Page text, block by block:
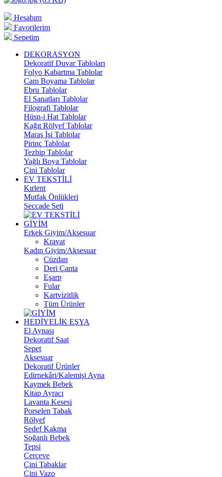
Hesabım
Favorilerim
Sepetim
DEKORASYON
Dekoratif Duvar Tabloları
Folyo Kabartma Tablolar
Cam Boyama Tablolar
Ebru Tablolar
El Sanatları Tablolar
Filografi Tablolar
Hüsn-i Hat Tablolar
Kağıt Rölyef Tablolar
Maraş İşi Tablolar
Pirinç Tablolar
Tezhip Tablolar
Yağlı Boya Tablolar
Çini Tablolar
EV TEKSTİLİ
Kırlent
Mutfak Önlükleri
Seccade Seti
GİYİM
Erkek Giyim/Aksesuar
Kravat
Kadın Giyim/Aksesuar
Cüzdan
Deri Çanta
Eşarp
Fular
Kartvizitlik
Tüm Ürünler
HEDİYELİK EŞYA
El Aynası
Dekoratif Saat
Sepet
Aksesuar
Dekoratif Ürünler
Edirnekâri/Kalemişi Ayna
Kaymek Bebek
Kitap Ayracı
Lavanta Kesesi
Porselen Tabak
Rölyef
Sedef Kakma
Soğanlı Bebek
Tepsi
Çerçeve
Çini Tabaklar
Çini Vazo